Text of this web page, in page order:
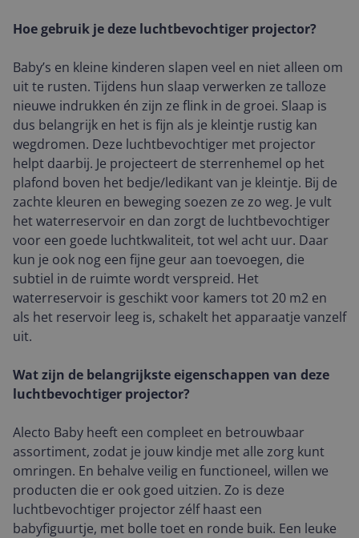
Hoe gebruik je deze luchtbevochtiger projector?
Baby’s en kleine kinderen slapen veel en niet alleen om
uit te rusten. Tijdens hun slaap verwerken ze talloze
nieuwe indrukken én zijn ze flink in de groei. Slaap is
dus belangrijk en het is fijn als je kleintje rustig kan
wegdromen. Deze luchtbevochtiger met projector
helpt daarbij. Je projecteert de sterrenhemel op het
plafond boven het bedje/ledikant van je kleintje. Bij de
zachte kleuren en beweging soezen ze zo weg. Je vult
het waterreservoir en dan zorgt de luchtbevochtiger
voor een goede luchtkwaliteit, tot wel acht uur. Daar
kun je ook nog een fijne geur aan toevoegen, die
subtiel in de ruimte wordt verspreid. Het
waterreservoir is geschikt voor kamers tot 20 m2 en
als het reservoir leeg is, schakelt het apparaatje vanzelf
uit.
Wat zijn de belangrijkste eigenschappen van deze
luchtbevochtiger projector?
Alecto Baby heeft een compleet en betrouwbaar
assortiment, zodat je jouw kindje met alle zorg kunt
omringen. En behalve veilig en functioneel, willen we
producten die er ook goed uitzien. Zo is deze
luchtbevochtiger projector zélf haast een
babyfiguurtje, met bolle toet en ronde buik. Een leuke